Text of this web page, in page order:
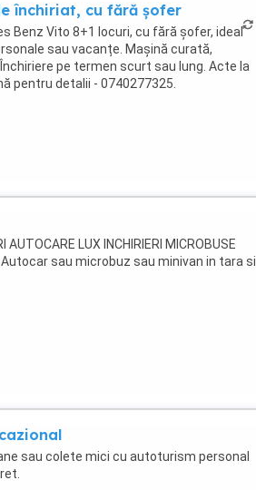
închiriat, cu fără șofer
Benz Vito 8+1 locuri, cu fără șofer, ideal
sau vacanțe. Mașină curată,
pe termen scurt sau lung. Acte la
pentru detalii - 0740277325.
AUTOCARE LUX INCHIRIERI MICROBUSE
sau microbuz sau minivan in tara si
sau colete mici cu autoturism personal